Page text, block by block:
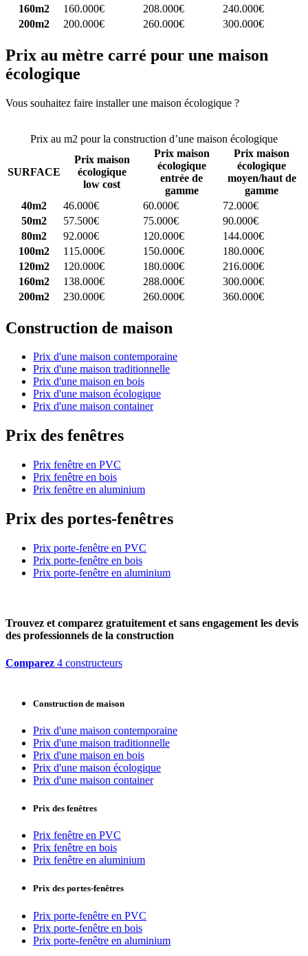
160m2
160.000€ 208.000€
240.000€
200m2
200.000€ 260.000€ 300.000€
Prix au mètre carré pour une maison
écologique
Vous souhaitez faire installer une maison écologique ?
Prix au m2 pour la construction d’une maison écologique
SURFACE
Prix maison
écologique
low cost
Prix maison
écologique
entrée de
gamme
Prix maison
écologique
moyen/haut de
gamme
40m2
46.000€ 60.000€
72.000€
50m2
57.500€ 75.000€
90.000€
80m2
92.000€ 120.000€
144.000€
100m2
115.000€ 150.000€
180.000€
120m2
120.000€ 180.000€
216.000€
160m2
138.000€ 288.000€
300.000€
200m2
230.000€ 260.000€ 360.000€
Construction de maison
Prix d'une maison contemporaine
Prix d'une maison traditionnelle
Prix d'une maison en bois
Prix d'une maison écologique
Prix d'une maison container
Prix des fenêtres
Prix fenêtre en PVC
Prix fenêtre en bois
Prix fenêtre en aluminium
Prix des portes-fenêtres
Prix porte-fenêtre en PVC
Prix porte-fenêtre en bois
Prix porte-fenêtre en aluminium
Trouvez et comparez gratuitement et sans engagement les devis
des professionnels de la construction
Comparez 4 constructeurs
Construction de maison
Prix d'une maison contemporaine
Prix d'une maison traditionnelle
Prix d'une maison en bois
Prix d'une maison écologique
Prix d'une maison container
Prix des fenêtres
Prix fenêtre en PVC
Prix fenêtre en bois
Prix fenêtre en aluminium
Prix des portes-fenêtres
Prix porte-fenêtre en PVC
Prix porte-fenêtre en bois
Prix porte-fenêtre en aluminium